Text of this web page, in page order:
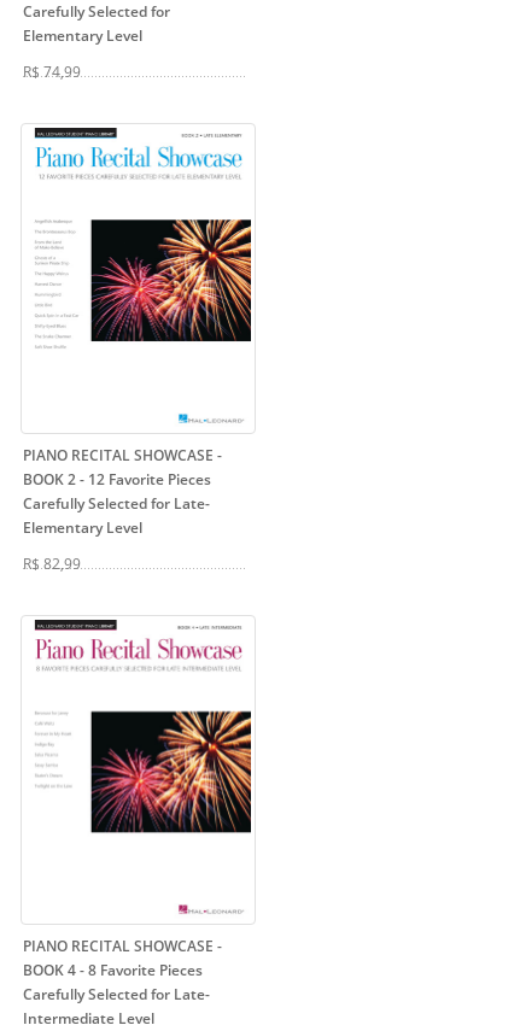
Carefully Selected for
Elementary Level
R$ 74,99
PIANO RECITAL SHOWCASE -
BOOK 2- 12 Favorite Pieces
Carefully Selected for Late-
Elementary Level
R$ 82,99
PIANO RECITAL SHOWCASE -
BOOK 4- 8 Favorite Pieces
Carefully Selected for Late-
Intermediate Level